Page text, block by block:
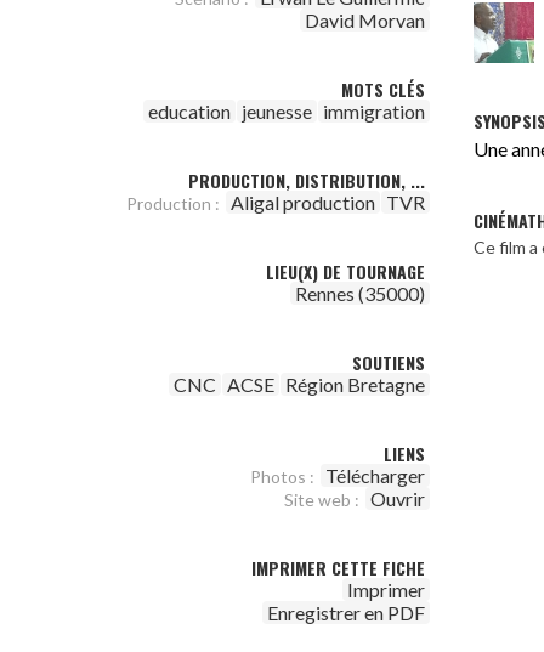
David Morvan
MOTS CLÉS
education jeunesse immigration
PRODUCTION, DISTRIBUTION, ...
Production : Aligal production TVR
LIEU(X) DE TOURNAGE
Rennes (35000)
SOUTIENS
CNC ACSE Région Bretagne
LIENS
Photos : Télécharger
Site web : Ouvrir
IMPRIMER CETTE FICHE
Imprimer
Enregistrer en PDF
Une
Ce film